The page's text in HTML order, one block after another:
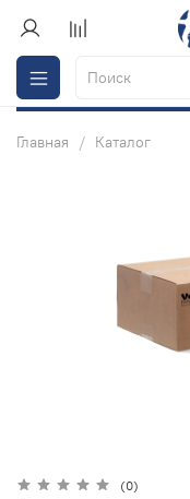
Главная Каталог
(0)